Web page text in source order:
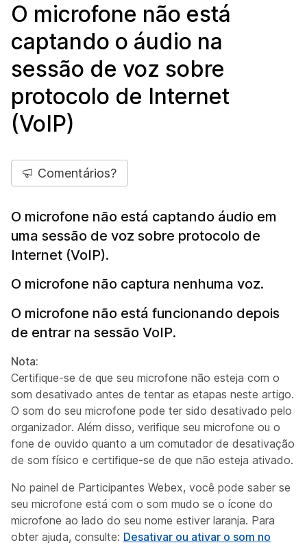
O microfone não está
captando o áudio na
sessão de voz sobre
protocolo de Internet
(VoIP)
Comentários?
O microfone não está captando áudio em
uma sessão de voz sobre protocolo de
Internet (VoIP).
O microfone não captura nenhuma voz.
O microfone não está funcionando depois
de entrar na sessão VoIP.
Nota:
Certifique-se de que seu microfone não esteja com o
som desativado antes de tentar as etapas neste artigo.
O som do seu microfone pode ter sido desativado pelo
organizador. Além disso, verifique seu microfone ou o
fone de ouvido quanto a um comutador de desativação
de som físico e certifique-se de que não esteja ativado.
No painel de Participantes Webex, você pode saber se
seu microfone está com o som mudo se o ícone do
microfone ao lado do seu nome estiver laranja. Para
obter ajuda, consulte: Desativar ou ativar o som no